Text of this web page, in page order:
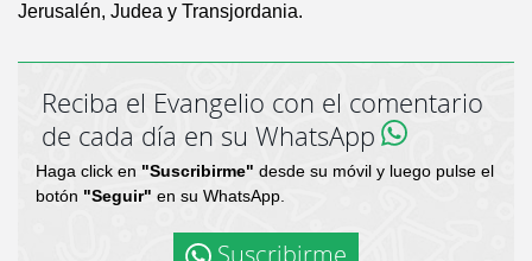
Jerusalén, Judea y Transjordania.
Reciba el Evangelio con el comentario
de cada día en su WhatsApp
Haga click en "Suscribirme" desde su móvil y luego pulse el
botón "Seguir" en su WhatsApp.